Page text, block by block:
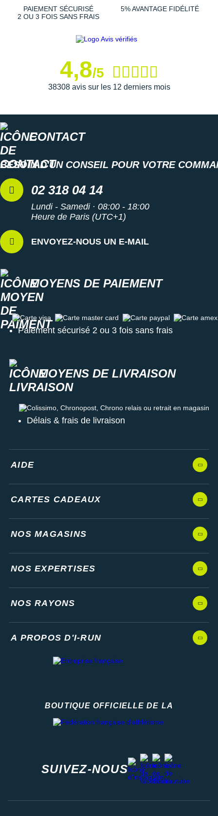
assurent une accroche optimale sans trop de résistance
avec le sol.
12 pointes et 1 clés incluses
Semelle intérieure inamovible
Poids constaté chez i-Run : 147 g en taille 42
PAIEMENT SÉCURISÉ
2 OU 3 FOIS SANS FRAIS
5% AVANTAGE FIDÉLITÉ
4,8/5
38308 avis sur les 12 derniers mois
CONTACT
BESOIN D'UN CONSEIL POUR VOTRE
02 318 04 14
Lundi - Samedi · 08:00 - 18:00
Heure de Paris (UTC+1)
ENVOYEZ-NOUS UN E-MAIL
MOYENS DE PAIEMENT
Carte visa Carte master card Carte paypal Carte amex
Paiement sécurisé 2 ou 3 fois sans frais
MOYENS DE LIVRAISON
Colissimo, Chronopost, Chrono relais ou retrait en magasin
Délais & frais de livraison
AIDE
CARTES CADEAUX
NOS MAGASINS
NOS EXPERTISES
NOS RAYONS
A PROPOS D'I-RUN
BOUTIQUE OFFICIELLE DE LA
SUIVEZ-NOUS
instagram
facebook
stravayoutube